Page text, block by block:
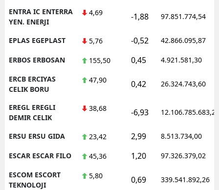
ENTRA IC ENTERRA
YEN. ENERJI
4,69 -1,88 97.851.774,54
EPLAS EGEPLAST 5,76 -0,52 42.866.095,87
ERBOS ERBOSAN 155,50 0,45 4.921.581,30
ERCB ERCIYAS
CELIK BORU
47,90 0,42 26.324.743,60
EREGL EREGLI
DEMIR CELIK
38,68 -6,93 12.106.785.683,20
ERSU ERSU GIDA 23,42 2,99 8.513.734,00
ESCAR ESCAR FILO 45,36 1,20 97.326.379,02
ESCOM ESCORT
TEKNOLOJI
5,80 0,69 339.541.892,26